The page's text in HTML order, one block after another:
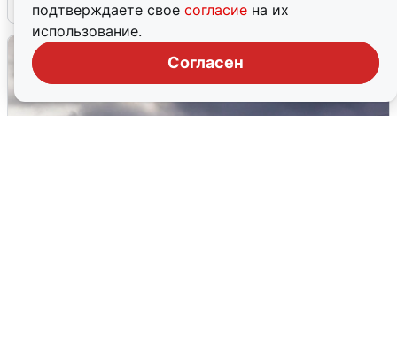
подтверждаете свое согласие на их
использование.
Согласен